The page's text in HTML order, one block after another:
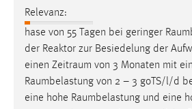
Relevanz:
hase von 55 Tagen bei geringer
der Reaktor zur Besiedelung der
einen Zeitraum von 3 Monaten mit
Raumbelastung von 2 – 3 goTS/l/d
eine hohe Raumbelastung und eine
Cookie Laufzeit:
MibewSessionID, mibew-chat-frame-
5e9dbeb1811c0446 =
Jahre, MIBEW_UserID = 1 Jahr
Login